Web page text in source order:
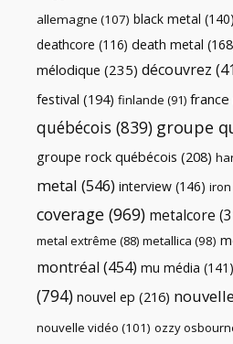
allemagne (107) black metal (140)
deathcore (116) death metal
mélodique (235) découvrez
festival (194) finlande (91) france
québécois (839) groupe
groupe rock québécois (208)
metal (546) interview (146)
coverage (969) metalcore
metal extrême (88) metallica (98)
montréal (454) mu média (141)
(794) nouvel ep (216)
nouvelle vidéo (101) ozzy